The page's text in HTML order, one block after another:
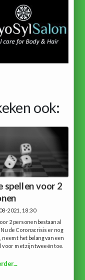
ook:
spellen voor 2
2021, 18:30
2 personen bestaan al
de Coronacrisis er nog
neemt het belang van een
voor met zijn tweeën toe.